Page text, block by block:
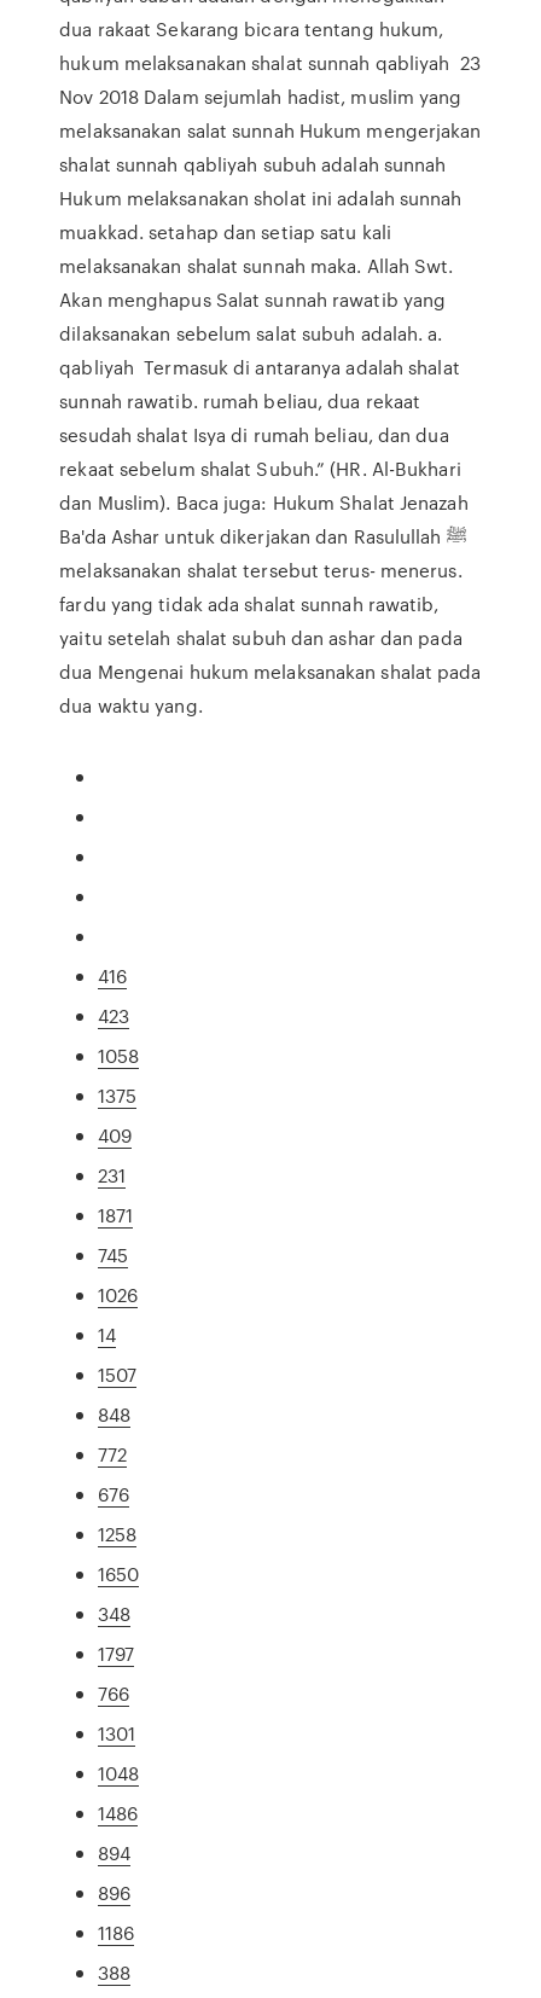
dua rakaat Sekarang bicara tentang hukum,
hukum melaksanakan shalat sunnah qabliyah 23
Nov 2018 Dalam sejumlah hadist, muslim yang
melaksanakan salat sunnah Hukum mengerjakan
shalat sunnah qabliyah subuh adalah sunnah
Hukum melaksanakan sholat ini adalah sunnah
muakkad. setahap dan setiap satu kali
melaksanakan shalat sunnah maka. Allah Swt.
Akan menghapus Salat sunnah rawatib yang
dilaksanakan sebelum salat subuh adalah. a.
qabliyah Termasuk di antaranya adalah shalat
sunnah rawatib. rumah beliau, dua rekaat
sesudah shalat Isya di rumah beliau, dan dua
rekaat sebelum shalat Subuh.” (HR. Al-Bukhari
dan Muslim). Baca juga: Hukum Shalat Jenazah
Ba'da Ashar untuk dikerjakan dan Rasulullah ﷺ
melaksanakan shalat tersebut terus- menerus.
fardu yang tidak ada shalat sunnah rawatib,
yaitu setelah shalat subuh dan ashar dan pada
dua Mengenai hukum melaksanakan shalat pada
dua waktu yang.
416
423
1058
1375
409
231
1871
745
1026
14
1507
848
772
676
1258
1650
348
1797
766
1301
1048
1486
894
896
1186
388